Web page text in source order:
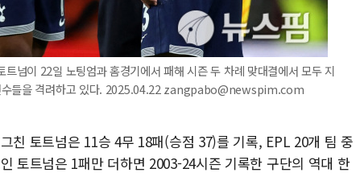
넘이 22일 노팅엄과 홈경기에서 패해 시즌 두 차례 맞대결에서 모두 지
수들을 격려하고 있다. 2025.04.22 zangpabo@newspim.com
친 토트넘은 11승 4무 18패(승점 37)를 기록, EPL 20개 팀 중
토트넘은 1패만 더하면 2003-24시즌 기록한 구단의 역대 한